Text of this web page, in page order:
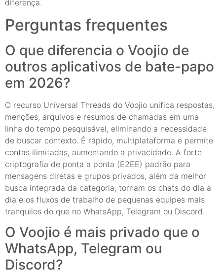
diferença.
Perguntas frequentes
O que diferencia o Voojio de
outros aplicativos de bate-papo
em 2026?
O recurso Universal Threads do Voojio unifica respostas,
menções, arquivos e resumos de chamadas em uma
linha do tempo pesquisável, eliminando a necessidade
de buscar contexto. É rápido, multiplataforma e permite
contas ilimitadas, aumentando a privacidade. A forte
criptografia de ponta a ponta (E2EE) padrão para
mensagens diretas e grupos privados, além da melhor
busca integrada da categoria, tornam os chats do dia a
dia e os fluxos de trabalho de pequenas equipes mais
tranquilos do que no WhatsApp, Telegram ou Discord.
O Voojio é mais privado que o
WhatsApp, Telegram ou
Discord?